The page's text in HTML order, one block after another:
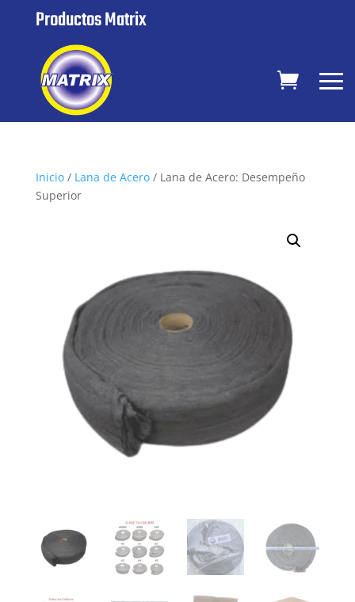
Productos Matrix
Inicio/ Lana de Acero/ Lana de Acero: Desempeño
Superior